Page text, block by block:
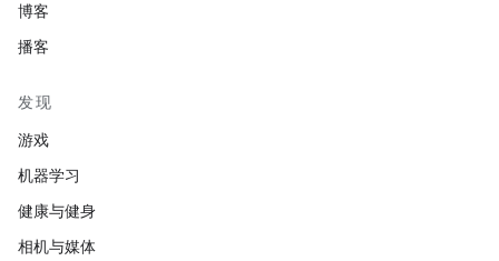
博客
播客
发现
游戏
机器学习
健康与健身
相机与媒体